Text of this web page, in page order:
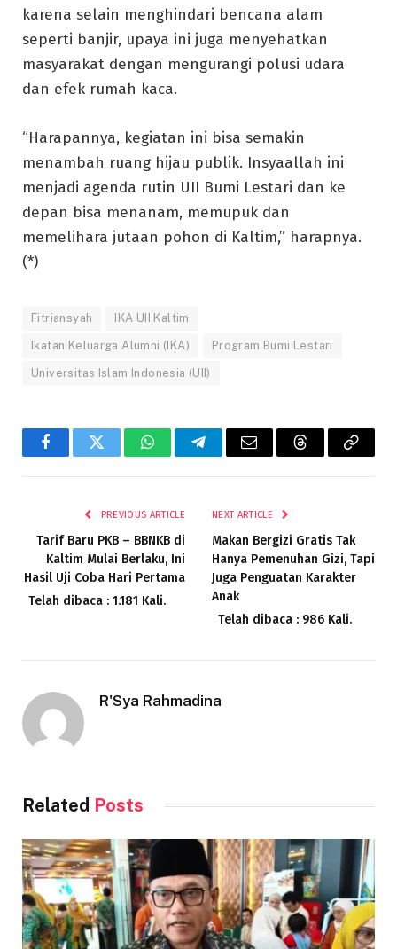
karena selain menghindari bencana alam
seperti banjir, upaya ini juga menyehatkan
masyarakat dengan mengurangi polusi udara
dan efek rumah kaca.
“Harapannya, kegiatan ini bisa semakin
menambah ruang hijau publik. Insyaallah ini
menjadi agenda rutin UII Bumi Lestari dan ke
depan bisa menanam, memupuk dan
memelihara jutaan pohon di Kaltim,” harapnya.
(*)
Fitriansyah IKA UII Kaltim
Ikatan Keluarga Alumni (IKA) Program Bumi Lestari
Universitas Islam Indonesia (UII)
FacebookTwitter WhatsAppTelegramEmail ThreadsCopy
PREVIOUS ARTICLE
Tarif Baru PKB – BBNKB di
Kaltim Mulai Berlaku, Ini
Hasil Uji Coba Hari Pertama
Telah dibaca : 1.181 Kali.
NEXT ARTICLE
Makan Bergizi Gratis Tak
Hanya Pemenuhan Gizi, Tapi
Juga Penguatan Karakter
Anak
Telah dibaca : 986 Kali.
R'Sya Rahmadina
Related Posts